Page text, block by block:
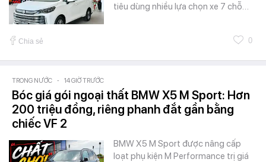
tiêu dùng nhiều lựa chọn xe 7 chỗ…
Chia sẻ 0
TRONG NƯỚC - 14 GIỜ TRƯỚC
Bóc giá gói ngoại thất BMW X5 M Sport: Hơn
200 triệu đồng, riêng phanh đắt gần bằng
chiếc VF 2
BMW X5 M Sport được nâng cấp
loạt phụ kiện M Performance trị giá